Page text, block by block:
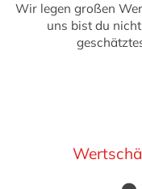
Wir legen großen
uns bist du